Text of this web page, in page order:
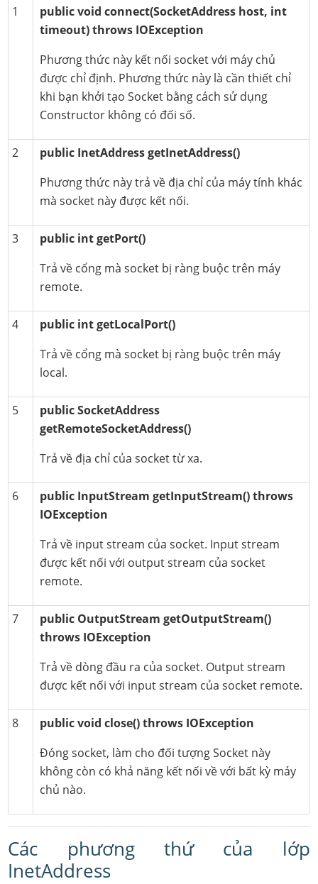
1
public void connect(SocketAddress host, int
timeout) throws IOException
Phương thức này kết nối socket với máy chủ
được chỉ định. Phương thức này là cần thiết chỉ
khi bạn khởi tạo Socket bằng cách sử dụng
Constructor không có đối số.
2
public InetAddress getInetAddress()
Phương thức này trả về địa chỉ của máy tính khác
mà socket này được kết nối.
3
public int getPort()
Trả về cổng mà socket bị ràng buộc trên máy
remote.
4
public int getLocalPort()
Trả về cổng mà socket bị ràng buộc trên máy
local.
5
public SocketAddress
getRemoteSocketAddress()
Trả về địa chỉ của socket từ xa.
6
public InputStream getInputStream() throws
IOException
Trả về input stream của socket. Input stream
được kết nối với output stream của socket
remote.
7
public OutputStream getOutputStream()
throws IOException
Trả về dòng đầu ra của socket. Output stream
được kết nối với input stream của socket remote.
8
public void close() throws IOException
Đóng socket, làm cho đối tượng Socket này
không còn có khả năng kết nối về với bất kỳ máy
chủ nào.
Các phương thứ của lớp
InetAddress